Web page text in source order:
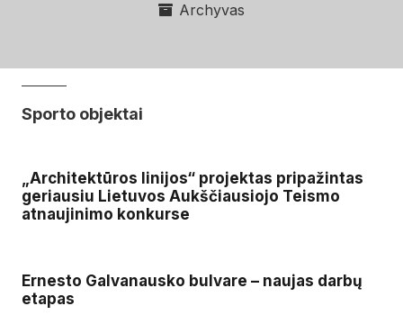
Archyvas
Sporto objektai
„Architektūros linijos“ projektas pripažintas
geriausiu Lietuvos Aukščiausiojo Teismo
atnaujinimo konkurse
Ernesto Galvanausko bulvare – naujas darbų
etapas